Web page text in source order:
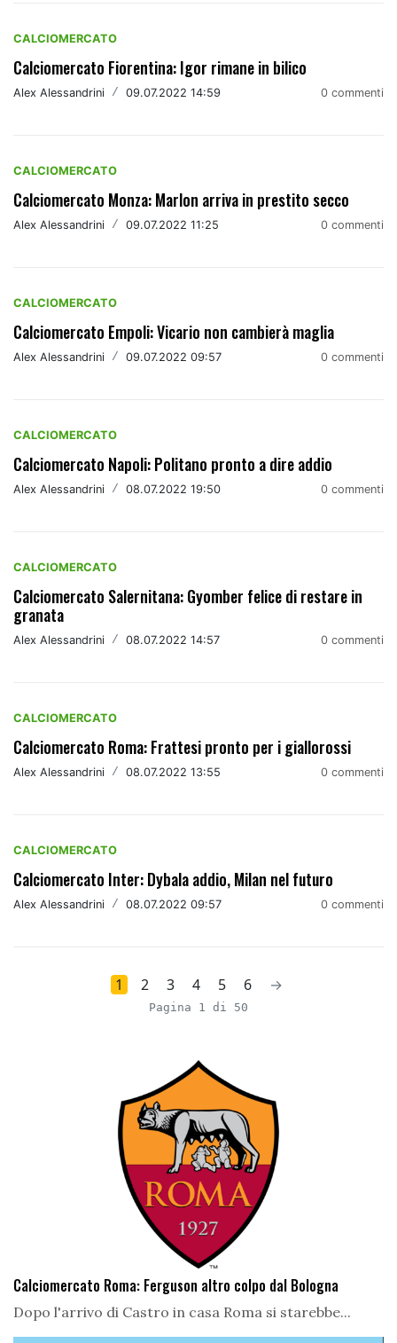
CALCIOMERCATO
Calciomercato Fiorentina: Igor rimane in bilico
Alex Alessandrini / 09.07.2022 14:59 0 commenti
CALCIOMERCATO
Calciomercato Monza: Marlon arriva in prestito secco
Alex Alessandrini / 09.07.2022 11:25 0 commenti
CALCIOMERCATO
Calciomercato Empoli: Vicario non cambierà maglia
Alex Alessandrini / 09.07.2022 09:57 0 commenti
CALCIOMERCATO
Calciomercato Napoli: Politano pronto a dire addio
Alex Alessandrini / 08.07.2022 19:50 0 commenti
CALCIOMERCATO
Calciomercato Salernitana: Gyomber felice di restare in
granata
Alex Alessandrini / 08.07.2022 14:57 0 commenti
CALCIOMERCATO
Calciomercato Roma: Frattesi pronto per i giallorossi
Alex Alessandrini / 08.07.2022 13:55 0 commenti
CALCIOMERCATO
Calciomercato Inter: Dybala addio, Milan nel futuro
Alex Alessandrini / 08.07.2022 09:57 0 commenti
1 2 3 4 5 6 →
Pagina 1 di 50
Calciomercato Roma: Ferguson altro colpo dal Bologna
Dopo l'arrivo di Castro in casa Roma si starebbe...